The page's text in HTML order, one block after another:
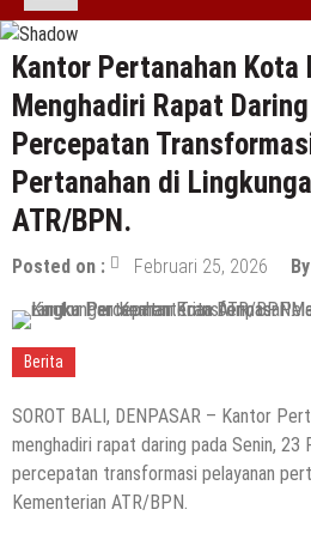
Kantor Pertanahan Kota
Menghadiri Rapat
Percepatan
Pertanahan di
ATR/BPN.
Posted on : Februari 25, 2026 By
Berita
SOROT BALI, DENPASAR – Kantor
menghadiri rapat daring pada Senin, 23
percepatan transformasi pelayanan
Kementerian ATR/BPN.